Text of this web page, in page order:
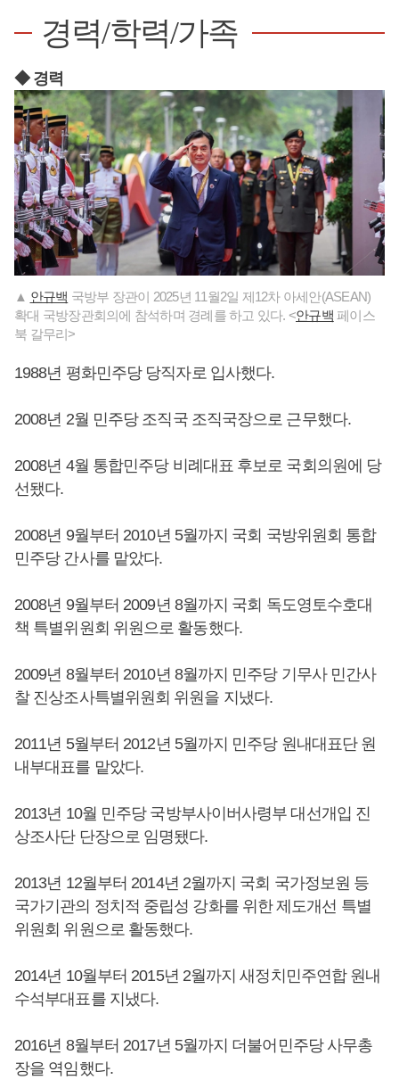
경력/학력/가족
◆ 경력
▲ 안규백 국방부 장관이 2025년 11월2일 제12차 아세안(ASEAN)
확대 국방장관회의에 참석하며 경례를 하고 있다. <안규백 페이스
북 갈무리>
1988년 평화민주당 당직자로 입사했다.
2008년 2월 민주당 조직국 조직국장으로 근무했다.
2008년 4월 통합민주당 비례대표 후보로 국회의원에 당
선됐다.
2008년 9월부터 2010년 5월까지 국회 국방위원회 통합
민주당 간사를 맡았다.
2008년 9월부터 2009년 8월까지 국회 독도영토수호대
책 특별위원회 위원으로 활동했다.
2009년 8월부터 2010년 8월까지 민주당 기무사 민간사
찰 진상조사특별위원회 위원을 지냈다.
2011년 5월부터 2012년 5월까지 민주당 원내대표단 원
내부대표를 맡았다.
2013년 10월 민주당 국방부사이버사령부 대선개입 진
상조사단 단장으로 임명됐다.
2013년 12월부터 2014년 2월까지 국회 국가정보원 등
국가기관의 정치적 중립성 강화를 위한 제도개선 특별
위원회 위원으로 활동했다.
2014년 10월부터 2015년 2월까지 새정치민주연합 원내
수석부대표를 지냈다.
2016년 8월부터 2017년 5월까지 더불어민주당 사무총
장을 역임했다.